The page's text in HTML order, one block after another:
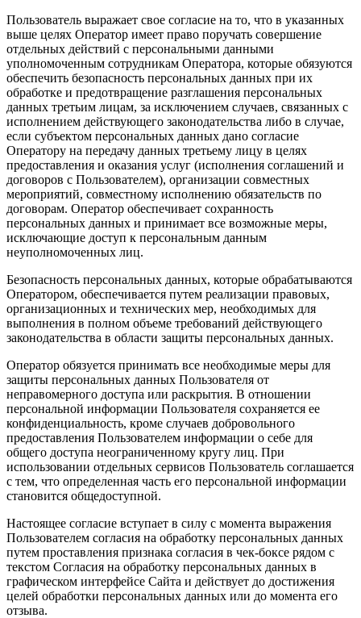
Пользователь выражает свое согласие на то, что в указанных
выше целях Оператор имеет право поручать совершение
отдельных действий с персональными данными
уполномоченным сотрудникам Оператора, которые обязуются
обеспечить безопасность персональных данных при их
обработке и предотвращение разглашения персональных
данных третьим лицам, за исключением случаев, связанных с
исполнением действующего законодательства либо в случае,
если субъектом персональных данных дано согласие
Оператору на передачу данных третьему лицу в целях
предоставления и оказания услуг (исполнения соглашений и
договоров с Пользователем), организации совместных
мероприятий, совместному исполнению обязательств по
договорам. Оператор обеспечивает сохранность
персональных данных и принимает все возможные меры,
исключающие доступ к персональным данным
неуполномоченных лиц.
Безопасность персональных данных, которые обрабатываются
Оператором, обеспечивается путем реализации правовых,
организационных и технических мер, необходимых для
выполнения в полном объеме требований действующего
законодательства в области защиты персональных данных.
Оператор обязуется принимать все необходимые меры для
защиты персональных данных Пользователя от
неправомерного доступа или раскрытия. В отношении
персональной информации Пользователя сохраняется ее
конфиденциальность, кроме случаев добровольного
предоставления Пользователем информации о себе для
общего доступа неограниченному кругу лиц. При
использовании отдельных сервисов Пользователь соглашается
с тем, что определенная часть его персональной информации
становится общедоступной.
Настоящее согласие вступает в силу с момента выражения
Пользователем согласия на обработку персональных данных
путем проставления признака согласия в чек-боксе рядом с
текстом Согласия на обработку персональных данных в
графическом интерфейсе Сайта и действует до достижения
целей обработки персональных данных или до момента его
отзыва.